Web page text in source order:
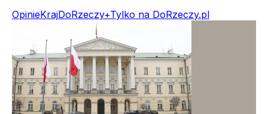
OpinieKrajDoRzeczy+Tylko na DoRzeczy.pl